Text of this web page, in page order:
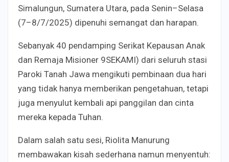
Simalungun, Sumatera Utara, pada Senin–Selasa
(7–8/7/2025) dipenuhi semangat dan harapan.
Sebanyak 40 pendamping Serikat Kepausan Anak
dan Remaja Misioner 9SEKAMI) dari seluruh stasi
Paroki Tanah Jawa mengikuti pembinaan dua hari
yang tidak hanya memberikan pengetahuan, tetapi
juga menyulut kembali api panggilan dan cinta
mereka kepada Tuhan.
Dalam salah satu sesi, Riolita Manurung
membawakan kisah sederhana namun menyentuh: